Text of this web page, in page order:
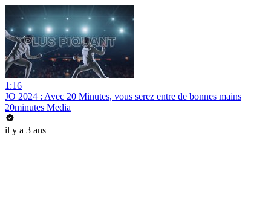
1:16
JO 2024 : Avec 20 Minutes, vous serez entre de bonnes mains
20minutes Media
il y a 3 ans